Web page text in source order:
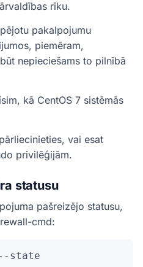
rīku.
pakalpojumu
piemēram,
nepieciešams to pilnībā
kā CentOS 7 sistēmās
vai esat
privilēģijām.
statusu
pašreizējo statusu,
cmd:
state